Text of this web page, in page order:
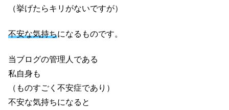
（挙げたらキリがないですが）
不安な気持ちになるものです。
当ブログの管理人である
私自身も
（ものすごく不安症であり）
不安な気持ちになると